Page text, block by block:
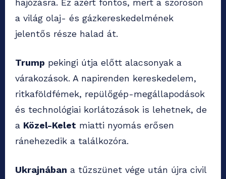
a világ olaj- és gázkereskedelmének
jelentős része halad át.
Trump pekingi útja előtt alacsonyak a
várakozások. A napirenden kereskedelem,
ritkaföldfémek, repülőgép-megállapodások
és technológiai korlátozások is lehetnek, de
a Közel-Kelet miatti nyomás erősen
ránehezedik a találkozóra.
Ukrajnában a tűzszünet vége után újra civil